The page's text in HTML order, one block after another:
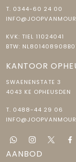
T. 0344-60 24 00
KVK: TIEL 11024041
BTW:
KANTOOR
SWAENENSTATE 3
4043 KE OPHEUSDEN
T. 0488-44 29 06
AANBOD